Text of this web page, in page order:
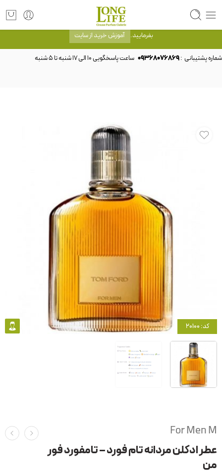
توجه! برند لانگ لایف رایحه های معروف را با شیشه و بسته بندی خود شرکت لانگ لایف
عرضه می کند.که با انتخاب حجم هر ادکلنی می توانید شیشه و بسته بندی را ملاحظه
بفرمایید. آموزش خرید از سایت
شماره پشتیبانی :09368076869
کد: 20100
For Men M
عطر ادکلن مردانه تام فورد – تامفورد فور
من